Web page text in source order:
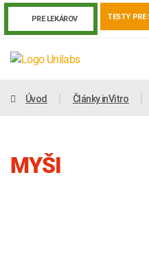
PRE LEKÁROV TESTY PRE
Úvod Články inVitro
MYŠI